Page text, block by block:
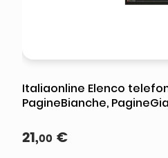
Italiaonline Elenco
PagineBianche,
21,00 €